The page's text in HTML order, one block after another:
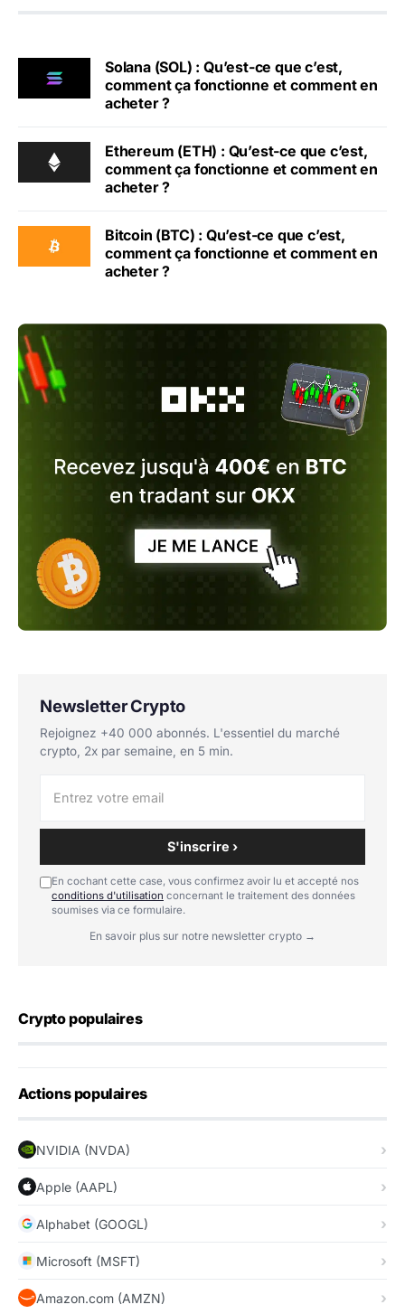
Solana (SOL) : Qu’est-ce que c’est,
comment ça fonctionne et comment en
acheter ?
Ethereum (ETH) : Qu’est-ce que c’est,
comment ça fonctionne et comment en
acheter ?
Bitcoin (BTC) : Qu’est-ce que c’est,
comment ça fonctionne et comment en
acheter ?
Newsletter Crypto
Rejoignez +40 000 abonnés. L'essentiel du marché
crypto, 2x par semaine, en 5 min.
S'inscrire ›
En cochant cette case, vous confirmez avoir lu et accepté nos
conditions d'utilisation concernant le traitement des données
soumises via ce formulaire.
En savoir plus sur notre newsletter crypto →
Crypto populaires
Actions populaires
NVIDIA (NVDA)
Apple (AAPL)
Alphabet (GOOGL)
Microsoft (MSFT)
Amazon.com (AMZN)